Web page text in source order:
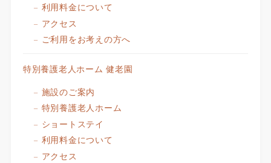
利用料金について
アクセス
ご利用をお考えの方へ
特別養護老人ホーム 健老園
施設のご案内
特別養護老人ホーム
ショートステイ
利用料金について
アクセス